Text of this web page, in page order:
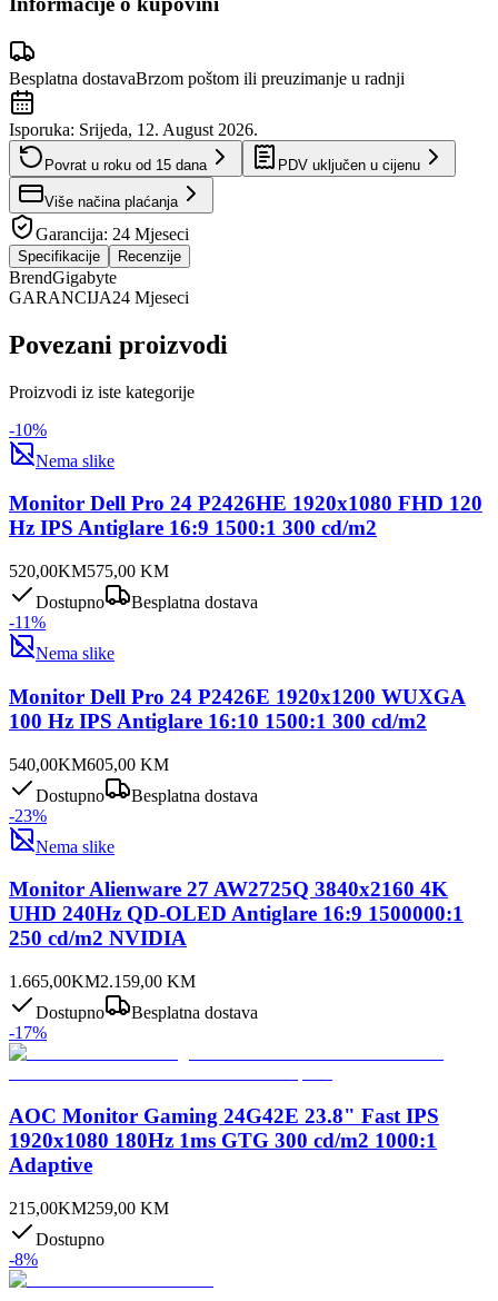
Besplatna dostavaBrzom poštom ili preuzimanje u radnji
Isporuka: Srijeda, 12. August 2026.
Povrat u roku od 15 dana PDV uključen u cijenu
Više načina plaćanja
Garancija: 24 Mjeseci
Specifikacije Recenzije
BrendGigabyte
GARANCIJA24 Mjeseci
Povezani proizvodi
Proizvodi iz iste kategorije
-10%
Nema slike
Monitor Dell Pro 24 P2426HE 1920x1080 FHD 120
Hz IPS Antiglare 16:9 1500:1 300 cd/m2
520,00KM575,00 KM
Dostupno
Besplatna dostava
-11%
Nema slike
Monitor Dell Pro 24 P2426E 1920x1200 WUXGA
100 Hz IPS Antiglare 16:10 1500:1 300 cd/m2
540,00KM605,00 KM
Dostupno
Besplatna dostava
-23%
Nema slike
Monitor Alienware 27 AW2725Q 3840x2160 4K
UHD 240Hz QD-OLED Antiglare 16:9 1500000:1
250 cd/m2 NVIDIA
1.665,00KM2.159,00 KM
Dostupno
Besplatna dostava
-17%
AOC Monitor Gaming 24G42E 23.8" Fast IPS
1920x1080 180Hz 1ms GTG 300 cd/m2 1000:1
Adaptive
215,00KM259,00 KM
Dostupno
-8%